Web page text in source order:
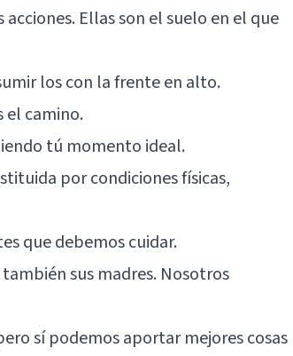
Ellas son el suelo en el que
los con la frente en alto.
el camino.
tú momento ideal.
por condiciones físicas,
que debemos cuidar.
sus madres. Nosotros
sí podemos aportar mejores cosas